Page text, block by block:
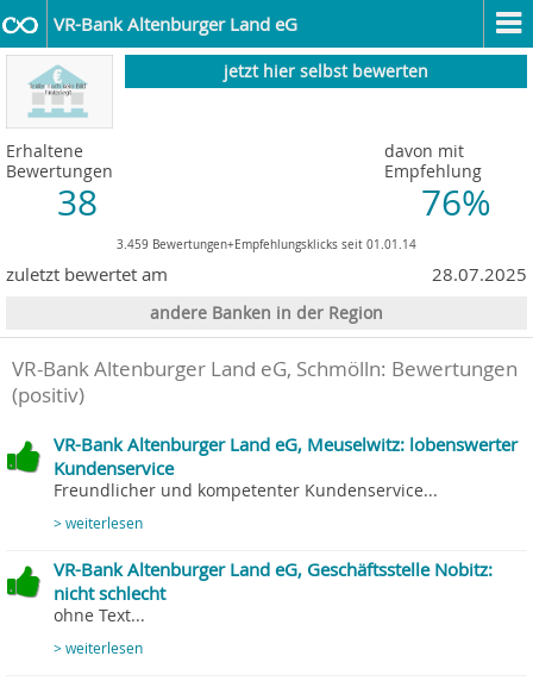
VR-Bank Altenburger Land eG
jetzt hier selbst bewerten
Erhaltene
Bewertungen
38
davon mit
Empfehlung
76%
3.459 Bewertungen+Empfehlungsklicks seit 01.01.14
zuletzt bewertet am 28.07.2025
andere Banken in der Region
VR-Bank Altenburger Land eG, Schmölln: Bewertungen
(positiv)
VR-Bank Altenburger Land eG, Meuselwitz: lobenswerter
Kundenservice
Freundlicher und kompetenter Kundenservice...
> weiterlesen
VR-Bank Altenburger Land eG, Geschäftsstelle Nobitz:
nicht schlecht
ohne Text...
> weiterlesen